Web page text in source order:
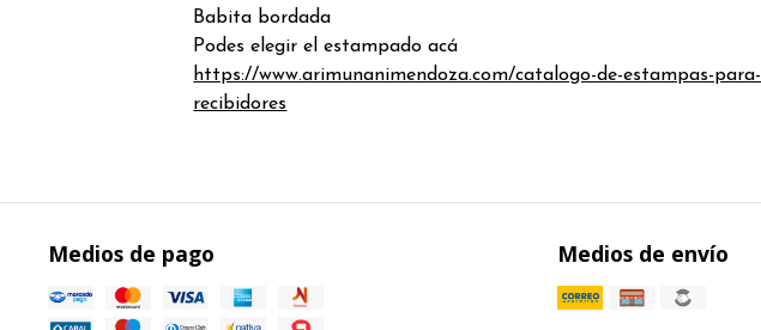
Babita bordada
Podes elegir el estampado acá
https://www.arimunanimendoza.com/catalogo-de-estampas-para-
recibidores
Medios de pago Medios de envío